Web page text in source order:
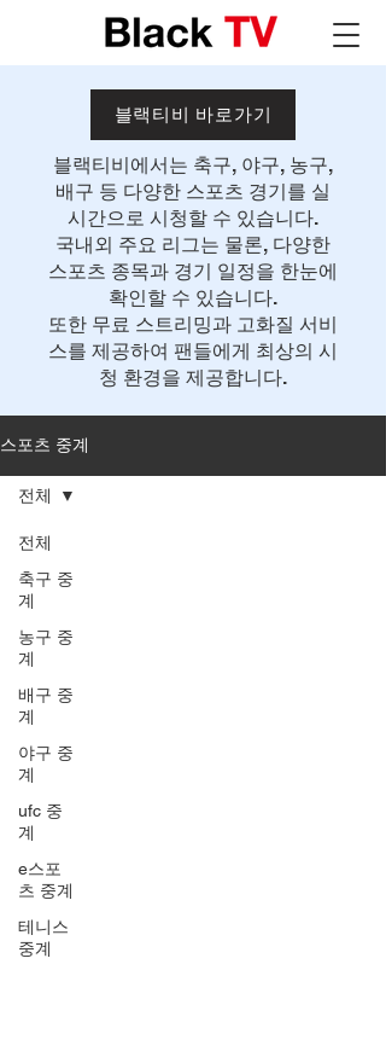
블랙티비 바로가기
블랙티비에서는 축구, 야구, 농구,
배구 등 다양한 스포츠 경기를 실
시간으로 시청할 수 있습니다.
국내외 주요 리그는 물론, 다양한
스포츠 종목과 경기 일정을 한눈에
확인할 수 있습니다.
또한 무료 스트리밍과 고화질 서비
스를 제공하여 팬들에게 최상의 시
청 환경을 제공합니다.
스포츠 중계
전체
축구 중
계
농구 중
계
배구 중
계
야구 중
계
ufc 중
계
e스포
츠 중계
테니스
중계
전체